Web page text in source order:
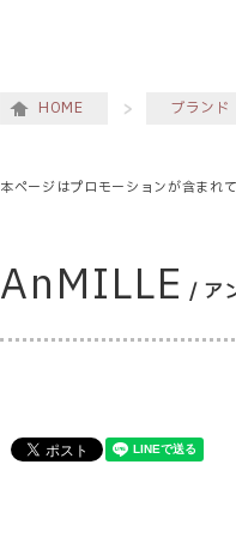
HOME ブランド
本ページはプロモーションが含まれて
AnMILLE / ア